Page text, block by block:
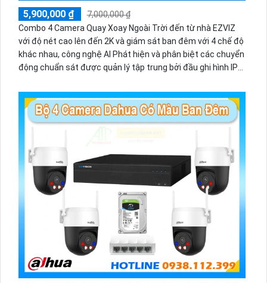
5,900,000 ₫
7,000,000 ₫
Combo 4 Camera Quay Xoay Ngoài Trời đến từ nhà EZVIZ
với độ nét cao lên đến 2K và giám sát ban đêm với 4 chế độ
khác nhau, công nghệ AI Phát hiện và phân biệt các chuyển
động chuẩn sát được quản lý tập trung bởi đầu ghi hình IP